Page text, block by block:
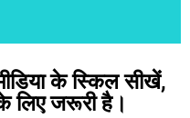
के स्किल सीखें,
जरूरी है।